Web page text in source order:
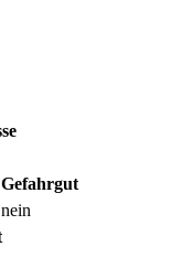
Gefahrgut
nein